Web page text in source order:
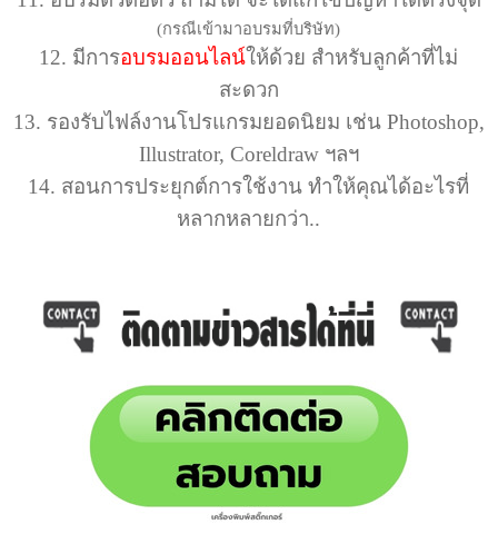
(กรณีเข้ามาอบรมที่บริษัท)
12. มีการอบรมออนไลน์ให้ด้วย สำหรับลูกค้าที่ไม่
สะดวก
13. รองรับไฟล์งานโปรแกรมยอดนิยม เช่น Photoshop,
Illustrator, Coreldraw ฯลฯ
14. สอนการประยุกต์การใช้งาน ทำให้คุณได้อะไรที่
หลากหลายกว่า..